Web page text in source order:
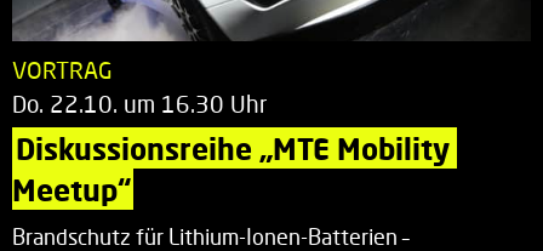
VORTRAG
Do. 22.10. um 16.30 Uhr
Diskussionsreihe „MTE Mobility
Meetup“
Brandschutz für Lithium-Ionen-Batterien –